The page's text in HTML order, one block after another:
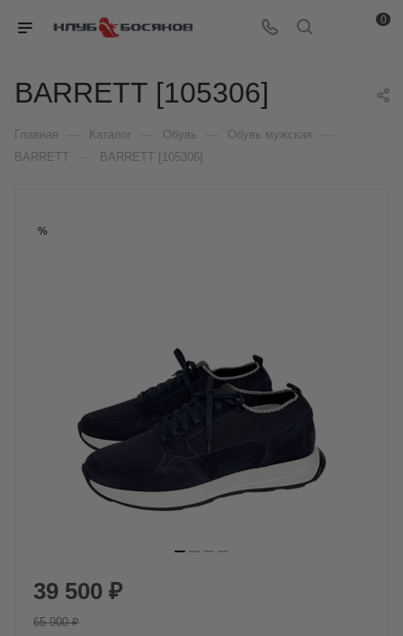
0
BARRETT [105306]
Главная Каталог Обувь Обувь мужская
BARRETT BARRETT [105306]
%
39 500 ₽
65 900₽